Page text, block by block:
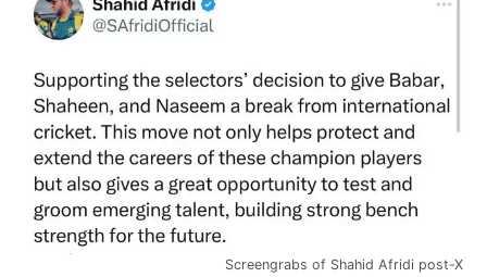
Screengrabs of Shahid Afridi post-X